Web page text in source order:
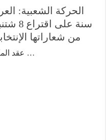
الحركة الشعبية:
سنة
من شعاراتها
عقد المكتب السياسي لحزب الحركة …